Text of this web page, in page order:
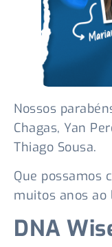
Nossos
Chagas, Yan
Thiago Sousa.
Que possamos
muitos anos ao
DNA